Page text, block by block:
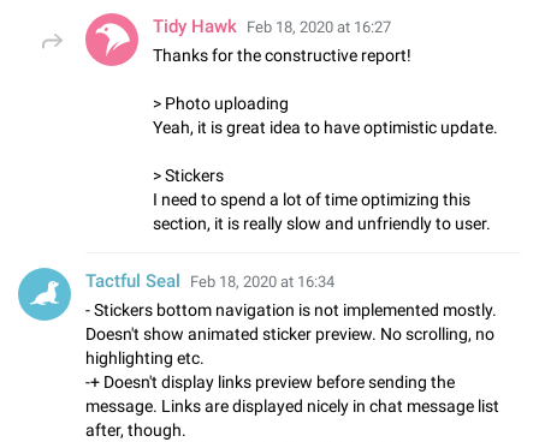
Tidy Hawk Feb 18, 2020 at 16:27
Thanks for the constructive report!
> Photo uploading
Yeah, it is great idea to have optimistic update.
> Stickers
I need to spend a lot of time optimizing this
section, it is really slow and unfriendly to user.
Tactful Seal Feb 18, 2020 at 16:34
- Stickers bottom navigation is not implemented mostly.
Doesn't show animated sticker preview. No scrolling, no
highlighting etc.
-+ Doesn't display links preview before sending the
message. Links are displayed nicely in chat message list
after, though.